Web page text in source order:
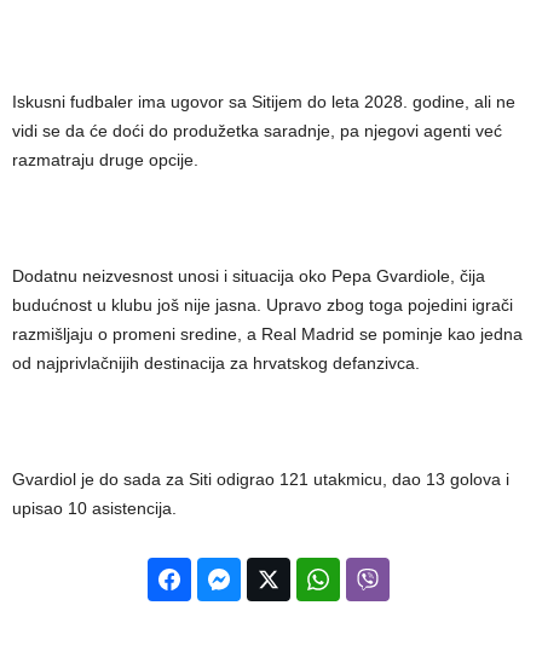
Iskusni fudbaler ima ugovor sa Sitijem do leta 2028. godine, ali ne
vidi se da će doći do produžetka saradnje, pa njegovi agenti već
razmatraju druge opcije.
Dodatnu neizvesnost unosi i situacija oko Pepa Gvardiole, čija
budućnost u klubu još nije jasna. Upravo zbog toga pojedini igrači
razmišljaju o promeni sredine, a Real Madrid se pominje kao jedna
od najprivlačnijih destinacija za hrvatskog defanzivca.
Gvardiol je do sada za Siti odigrao 121 utakmicu, dao 13 golova i
upisao 10 asistencija.